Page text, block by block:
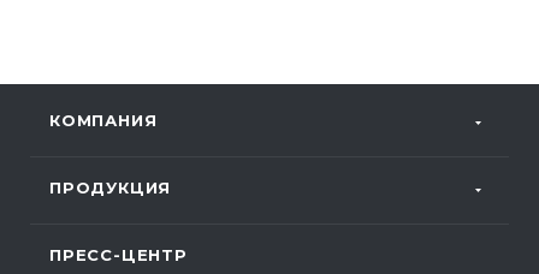
КОМПАНИЯ
ПРОДУКЦИЯ
ПРЕСС-ЦЕНТР